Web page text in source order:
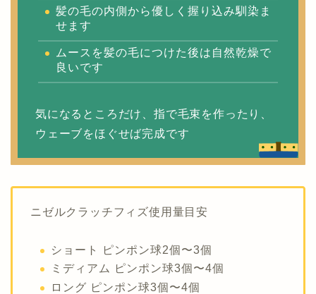
髪の毛の内側から優しく握り込み馴染ま
せます
ムースを髪の毛につけた後は自然乾燥で
良いです
気になるところだけ、指で毛束を作ったり、
ウェーブをほぐせば完成です
ニゼルクラッチフィズ使用量目安
ショート ピンポン球2個〜3個
ミディアム ピンポン球3個〜4個
ロング ピンポン球3個〜4個